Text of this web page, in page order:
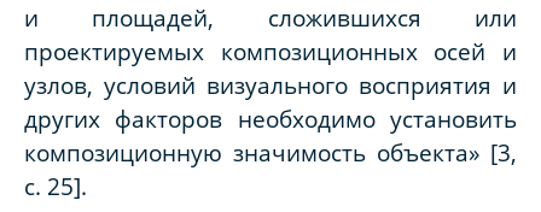
и площадей, сложившихся или
проектируемых композиционных осей и
узлов, условий визуального восприятия и
других факторов необходимо установить
композиционную значимость объекта» [3,
c. 25].